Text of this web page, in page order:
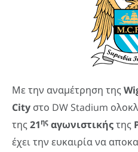
Με την αναμέτρηση της
City στο DW Stadium
της21 ης αγωνιστικήςτης
έχει την ευκαιρία να